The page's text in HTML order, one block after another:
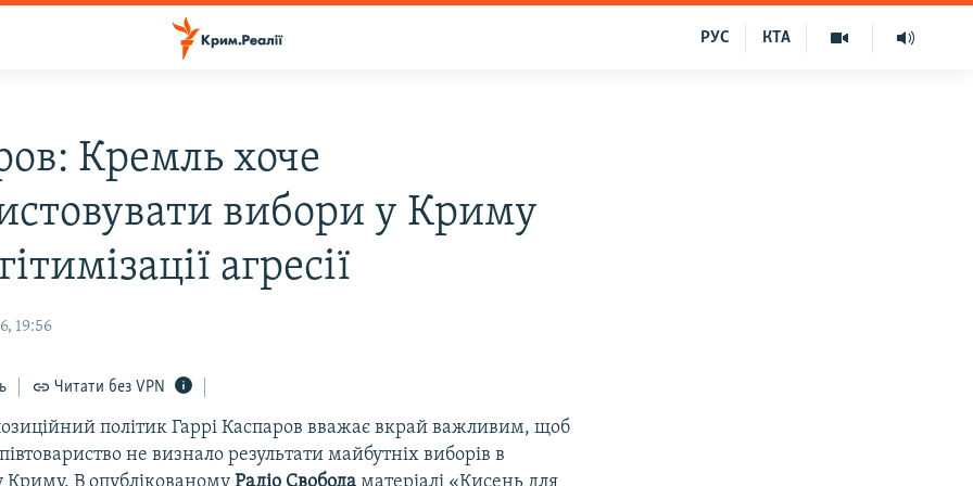
КТА
РУС
Кремль хоче
вибори у Криму
агресії
19:56
Читати без VPN
політик Гаррі Каспаров вважає вкрай важливим, щоб
не визнало результати майбутніх виборів в